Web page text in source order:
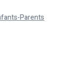
Parents